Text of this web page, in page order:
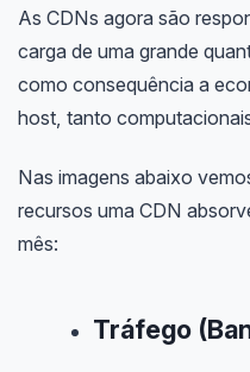
As CDNs agora são
carga de uma grande
como consequência a
host, tanto
Nas imagens abaixo
recursos uma CDN
mês:
Tráfego